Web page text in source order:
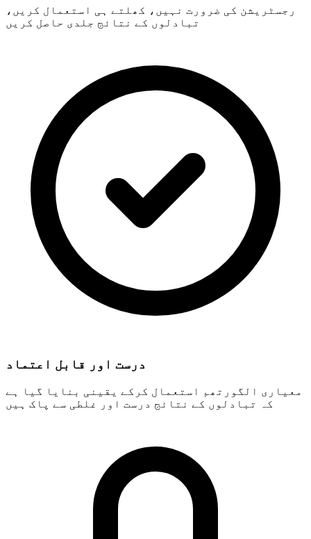
رجسٹریشن کی ضرورت نہیں، کھلتے ہی استعمال کریں،
تبادلوں کے نتائج جلدی حاصل کریں
درست اور قابل اعتماد
معیاری الگورتھم استعمال کرکے یقینی بنایا گیا ہے
کہ تبادلوں کے نتائج درست اور غلطی سے پاک ہیں